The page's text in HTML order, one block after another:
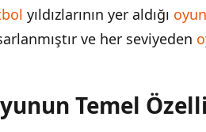
yıldızlarının yer aldığı oyun
ve her seviyeden
İÇINDEKILER ›
Temel